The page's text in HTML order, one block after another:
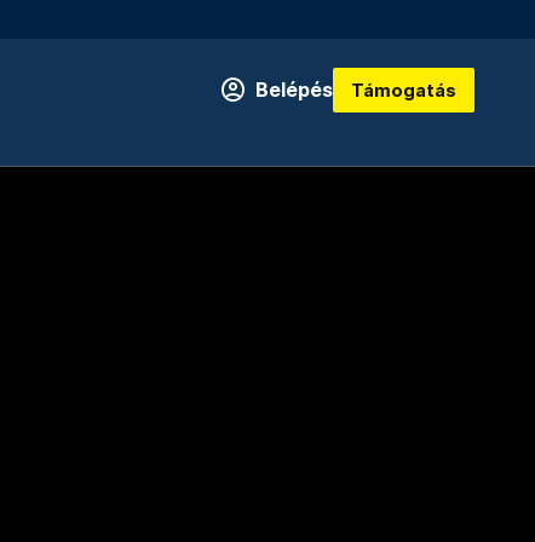
Belépés Támogatás